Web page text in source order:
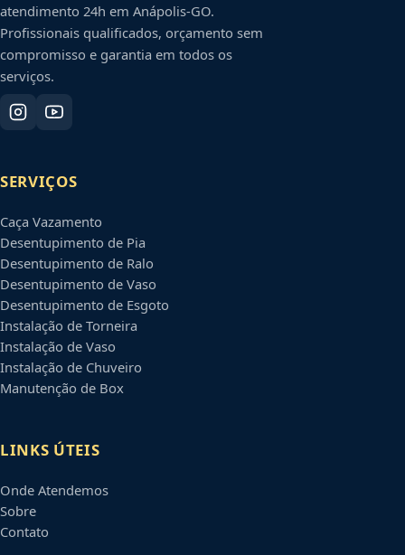
atendimento 24h em Anápolis-GO.
Profissionais qualificados, orçamento sem
compromisso e garantia em todos os
serviços.
SERVIÇOS
Caça Vazamento
Desentupimento de Pia
Desentupimento de Ralo
Desentupimento de Vaso
Desentupimento de Esgoto
Instalação de Torneira
Instalação de Vaso
Instalação de Chuveiro
Manutenção de Box
LINKS ÚTEIS
Onde Atendemos
Sobre
Contato